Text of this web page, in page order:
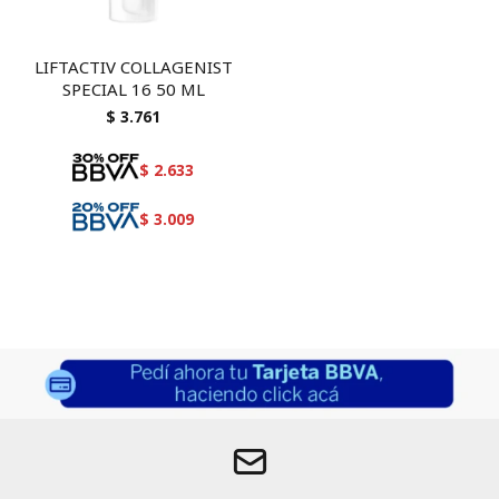
LIFTACTIV COLLAGENIST
SPECIAL 16 50 ML
$ 3.761
$ 2.633
$ 3.009